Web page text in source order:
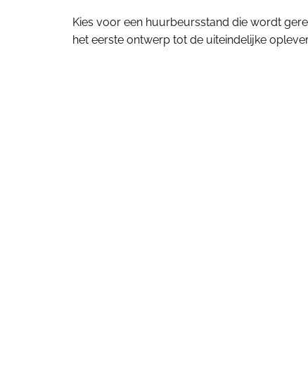
Kies voor een huurbeursstand die wordt
het eerste ontwerp tot de uiteindelijke